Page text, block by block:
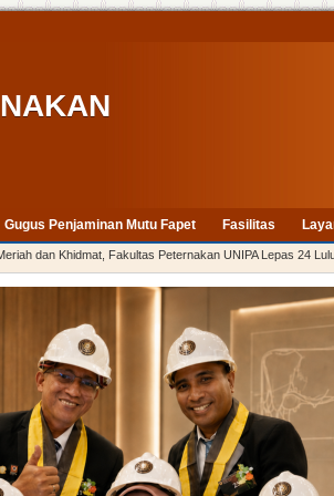
Gugus Penjaminan Mutu Fapet Fasilitas
Khidmat, Fakultas Peternakan UNIPA Lepas 24 Lulusan